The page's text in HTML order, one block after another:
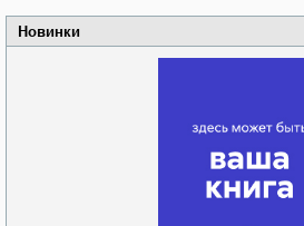
Новинки